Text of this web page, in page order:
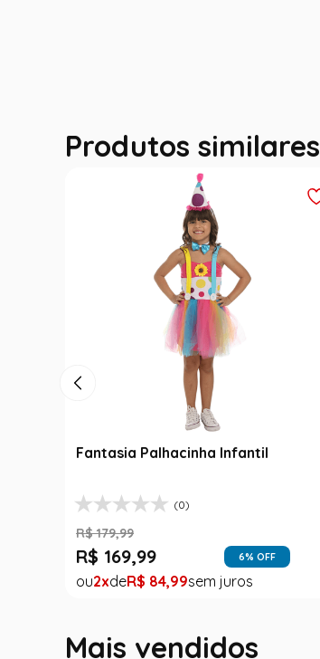
Produtos similares
Fantasia Palhacinha Infantil
(0)
R$ 179,99
R$ 169,99 6% OFF
2 R$ 84,99
Mais vendidos